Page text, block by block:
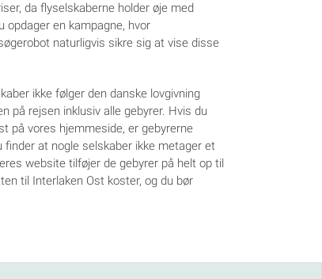
da flyselskaberne holder øje med
en kampagne, hvor
naturligvis sikre sig at vise disse
ikke følger den danske lovgivning
på rejsen inklusiv alle gebyrer. Hvis du
på vores hjemmeside, er gebyrerne
at nogle selskaber ikke metager et
website tilføjer de gebyrer på helt op til
til Interlaken Ost koster, og du bør